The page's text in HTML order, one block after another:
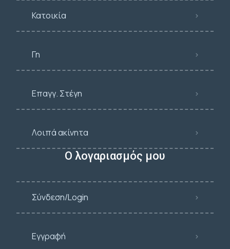
Κατοικία
Γη
Επαγγ. Στέγη
Λοιπά ακίνητα
Ο λογαριασμός μου
Σύνδεση/Login
Εγγραφή